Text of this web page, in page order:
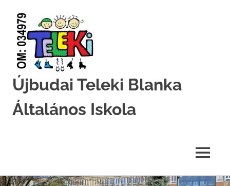
Skip
Újbudai Teleki Blanka
Általános Iskola
MENU